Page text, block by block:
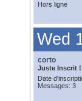
Hors ligne
Wed
corto
Juste Inscrit !
Date
Messages: 3